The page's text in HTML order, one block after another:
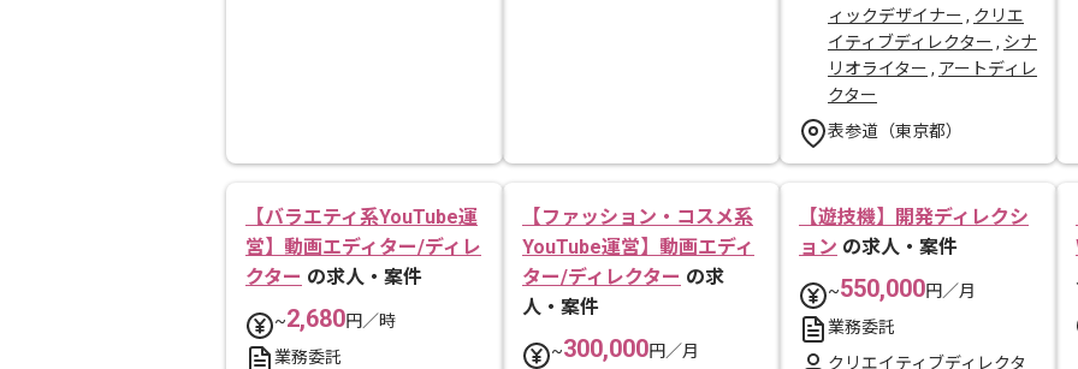
ィックデザイナー , クリエ
イティブディレクター , シナ
リオライター , アートディレ
クター
表参道（東京都）
【バラエティ系YouTube運
営】動画エディター/ディレ
クター の求人・案件
~2,680円／時
業務委託
【ファッション・コスメ系
YouTube運営】動画エディ
ター/ディレクター の求
人・案件
~300,000円／月
【遊技機】開発ディレクシ
ョン の求人・案件
~550,000円／月
業務委託
クリエイティブディレクタ